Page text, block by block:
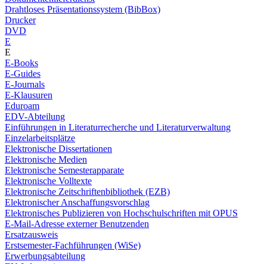
Drahtloses Präsentationssystem (BibBox)
Drucker
DVD
E
E
E-Books
E-Guides
E-Journals
E-Klausuren
Eduroam
EDV-Abteilung
Einführungen in Literaturrecherche und Literaturverwaltung
Einzelarbeitsplätze
Elektronische Dissertationen
Elektronische Medien
Elektronische Semesterapparate
Elektronische Volltexte
Elektronische Zeitschriftenbibliothek (EZB)
Elektronischer Anschaffungsvorschlag
Elektronisches Publizieren von Hochschulschriften mit OPUS
E-Mail-Adresse externer Benutzenden
Ersatzausweis
Erstsemester-Fachführungen (WiSe)
Erwerbungsabteilung